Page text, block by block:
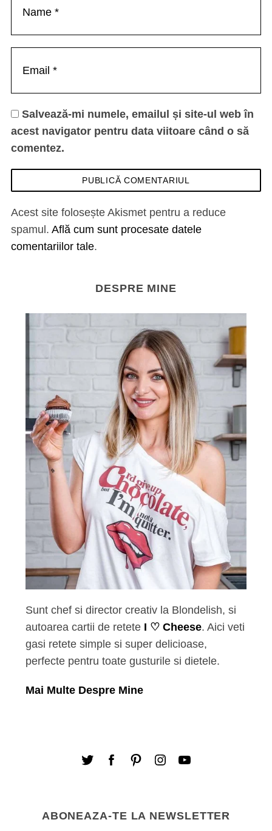
Salvează-mi numele, emailul și site-ul web în
acest navigator pentru data viitoare când o să
comentez.
Acest site folosește Akismet pentru a reduce
spamul. Află cum sunt procesate datele
comentariilor tale.
DESPRE MINE
Sunt chef si director creativ la Blondelish, si
autoarea cartii de retete I ♡ Cheese. Aici veti
gasi retete simple si super delicioase,
perfecte pentru toate gusturile si dietele.
Mai Multe Despre Mine
ABONEAZA-TE LA NEWSLETTER